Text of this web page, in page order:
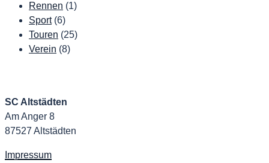
Rennen (1)
Sport(6)
Touren (25)
Verein (8)
SC Altstädten
Am Anger 8
87527 Altstädten
Impressum